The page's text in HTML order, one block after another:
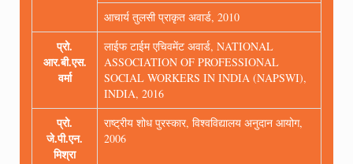
आचार्य तुलसी प्राकृत अवार्ड, 2010
प्रो.
आर.बी.एस.
वर्मा
लाईफ टाईम एचिवमेंट अवार्ड, NATIONAL
ASSOCIATION OF PROFESSIONAL
SOCIAL WORKERS IN INDIA (NAPSWI),
INDIA, 2016
प्रो.
जे.पी.एन.
मिश्रा
राष्ट्रीय शोध पुरस्कार, विश्वविद्यालय अनुदान आयोग,
2006